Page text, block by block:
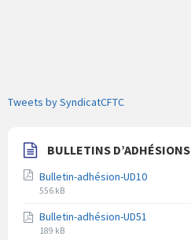
Tweets by SyndicatCFTC
BULLETINS D’ADHÉSIONS
Bulletin-adhésion-UD10
Extension
fichier
pdf
Taille
fichier
556 kB
Bulletin-adhésion-UD51
Extension
Taille
189 kB